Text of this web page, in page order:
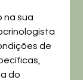
na sua
de
do